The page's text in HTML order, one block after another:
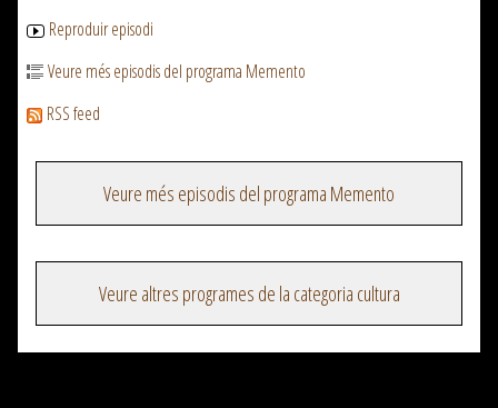
Reproduir episodi
Veure més episodis del programa Memento
RSS feed
Veure més episodis del programa Memento
Veure altres programes de la categoria cultura